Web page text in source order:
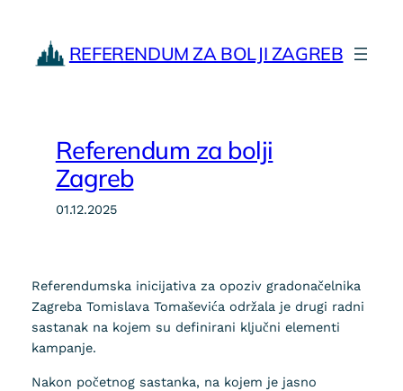
sadržaja
REFERENDUM ZA BOLJI ZAGREB
Referendum za bolji
Zagreb
01.12.2025
Referendumska inicijativa za opoziv gradonačelnika
Zagreba Tomislava Tomaševića održala je drugi radni
sastanak na kojem su definirani ključni elementi
kampanje.
Nakon početnog sastanka, na kojem je jasno